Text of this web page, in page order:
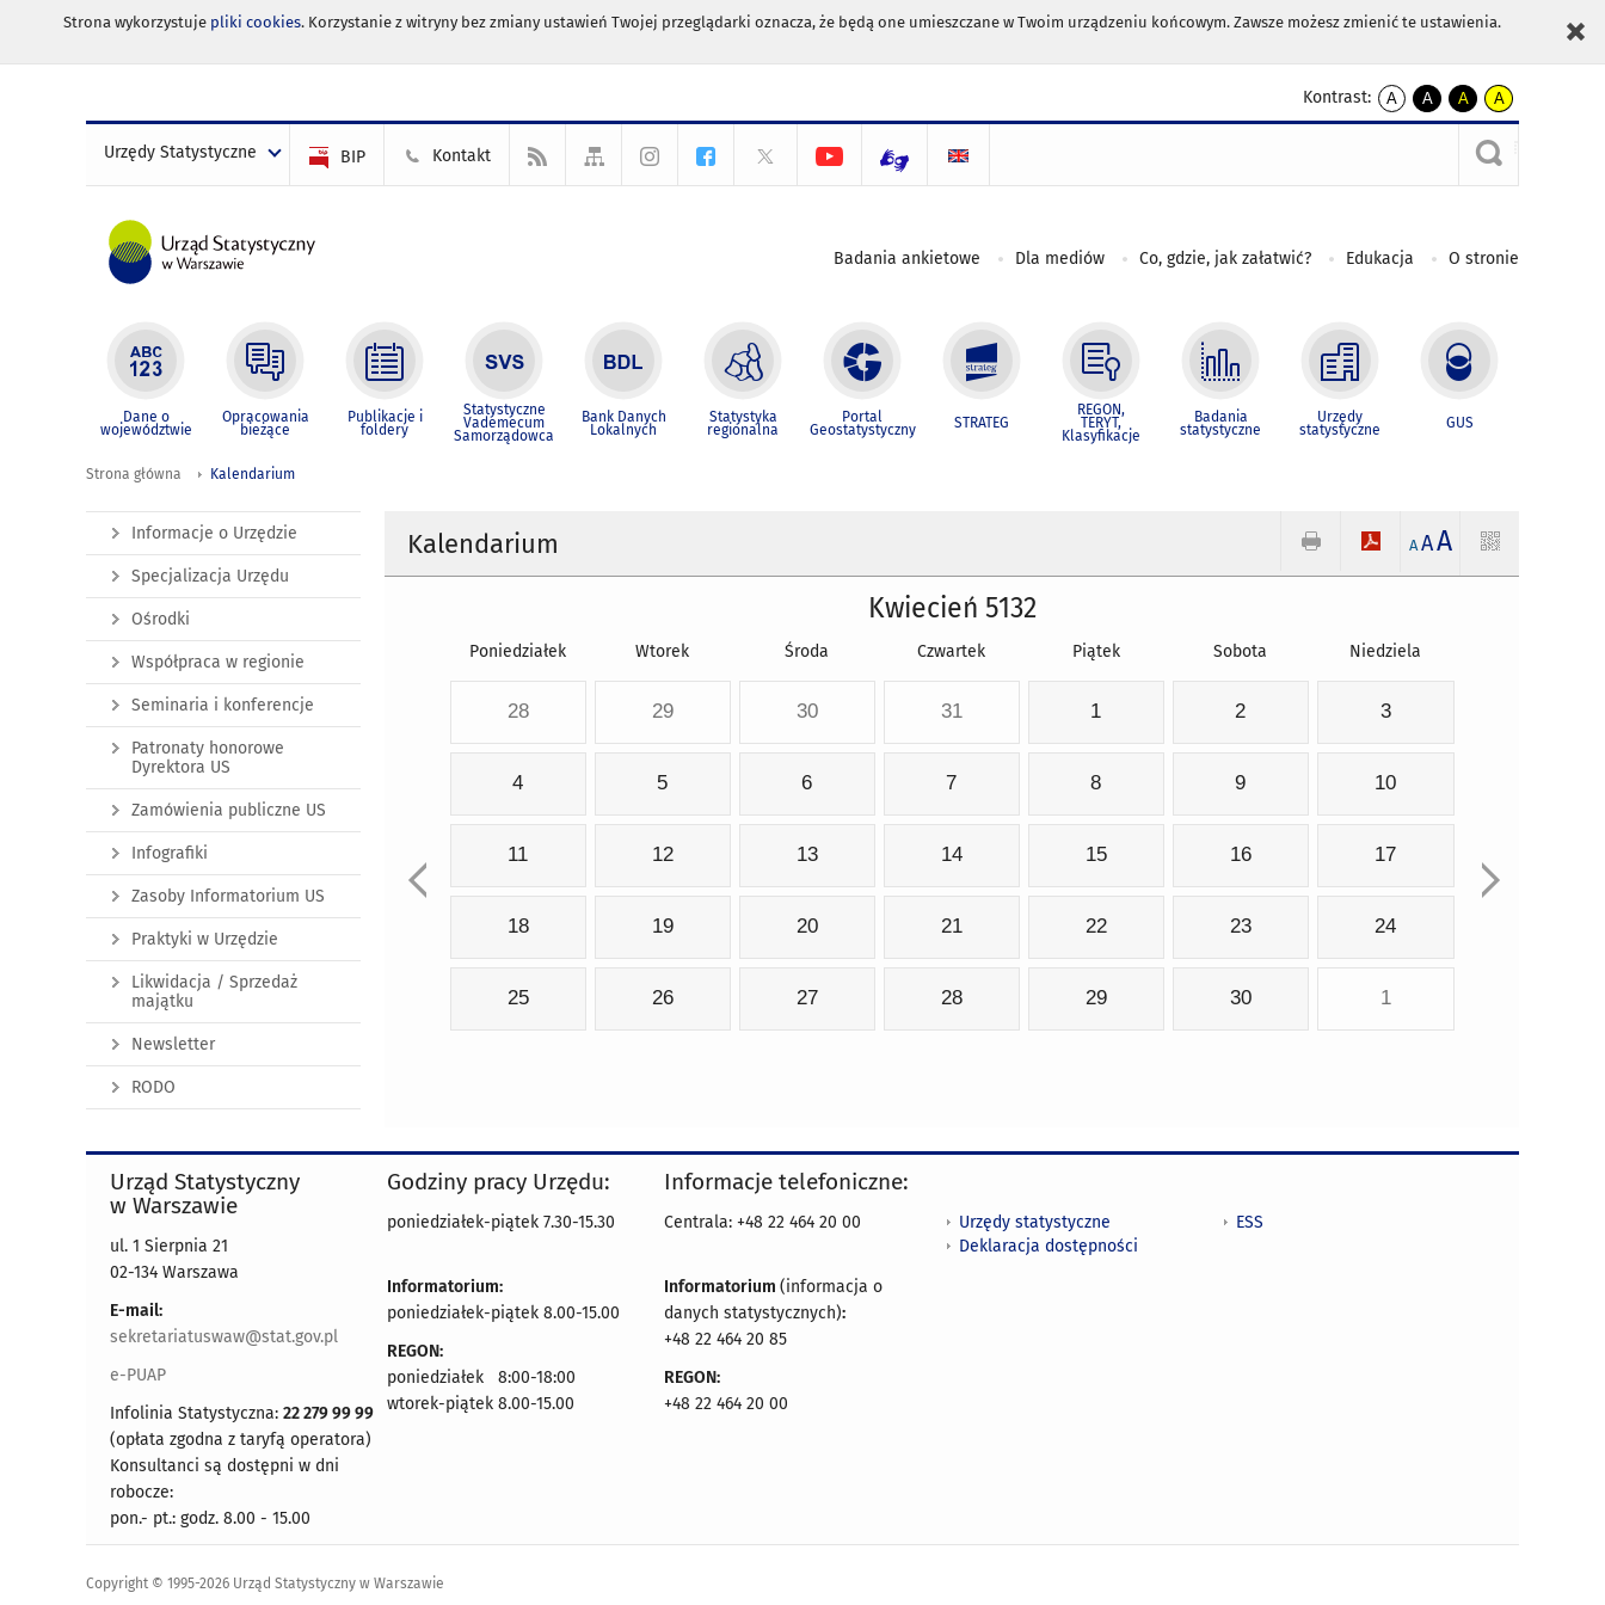
Strona wykorzystuje pliki cookies. Korzystanie z witryny bez zmiany ustawień Twojej przeglądarki oznacza, że będą one umieszczane w Twoim urządzeniu końcowym. Zawsze możesz zmienić te ustawienia.
Kontrast:
A
kontrast
A
kontrast
czarnym
A
kontrast
żółty
tekst
czarnym
A
kontrast
czarny
tekst
żółtym
Urzędy Statystyczne BIP Kontakt
Badania ankietowe Dla mediów Co, gdzie, jak załatwić? Edukacja O stronie
Dane o
województwie
Opracowania
bieżące
Publikacje i
foldery
Statystyczne
Vademecum
Samorządowca
Bank Danych
Lokalnych
Statystyka
regionalna
Portal
Geostatystyczny STRATEG
REGON,
TERYT,
Klasyfikacje
Badania
statystyczne
Urzędy
statystyczne GUS
Strona główna Kalendarium
Kalendarium A AA
Kwiecień 5132
Poniedziałek Wtorek Środa Czwartek Piątek Sobota Niedziela
28 29 30 31 1 2 3
4 5 6 7 8 9 10
11 12 13 14 15 16 17
18 19 20 21 22 23 24
25 26 27 28 29 30 1
Informacje o Urzędzie
Specjalizacja Urzędu
Ośrodki
Współpraca w regionie
Seminaria i konferencje
Patronaty honorowe
Dyrektora US
Zamówienia publiczne US
Infografiki
Zasoby Informatorium US
Praktyki w Urzędzie
Likwidacja / Sprzedaż
majątku
Newsletter
RODO
Urząd Statystyczny
w Warszawie
ul. 1 Sierpnia 21
02-134 Warszawa
E-mail:
sekretariatuswaw@stat.gov.pl
e-PUAP
Infolinia Statystyczna: 22 279 99 99
(opłata zgodna z taryfą operatora)
Konsultanci są dostępni w dni
robocze:
pon.- pt.: godz. 8.00 - 15.00
Godziny pracy Urzędu:
poniedziałek-piątek 7.30-15.30
Informatorium:
poniedziałek-piątek 8.00-15.00
REGON:
poniedziałek 8:00-18:00
wtorek-piątek 8.00-15.00
Informacje telefoniczne:
Centrala: +48 22 464 20 00
Informatorium (informacja o
danych statystycznych):
+48 22 464 20 85
REGON:
+48 22 464 20 00
Urzędy statystyczne
Deklaracja dostępności
ESS
Copyright © 1995-2026 Urząd Statystyczny w Warszawie